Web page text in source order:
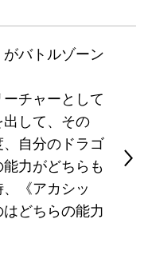
バトルゾーン
チャーとして
出して、その
、自分のドラゴ
力がどちらも
《アカシッ
どちらの能力